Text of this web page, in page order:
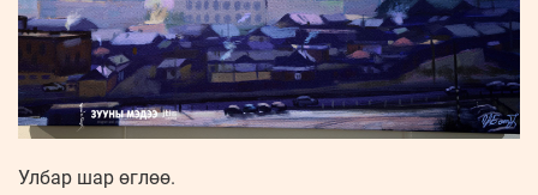
Улбар шар өглөө.